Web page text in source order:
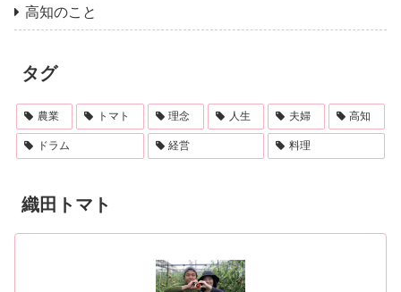
高知のこと
タグ
農業 トマト 理念 人生 夫婦 高知
ドラム 経営 料理
織田トマト